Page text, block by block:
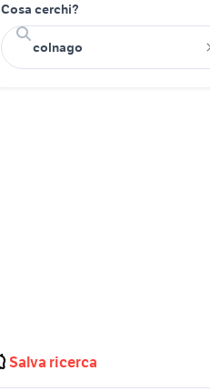
Cosa cerchi?
Salva ricerca